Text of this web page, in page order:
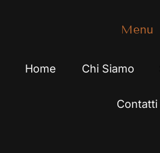
Menu
Home Chi Siamo
Contatti